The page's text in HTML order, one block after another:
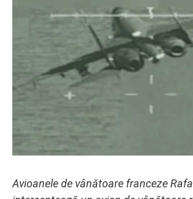
Avioanele de vânătoare franceze